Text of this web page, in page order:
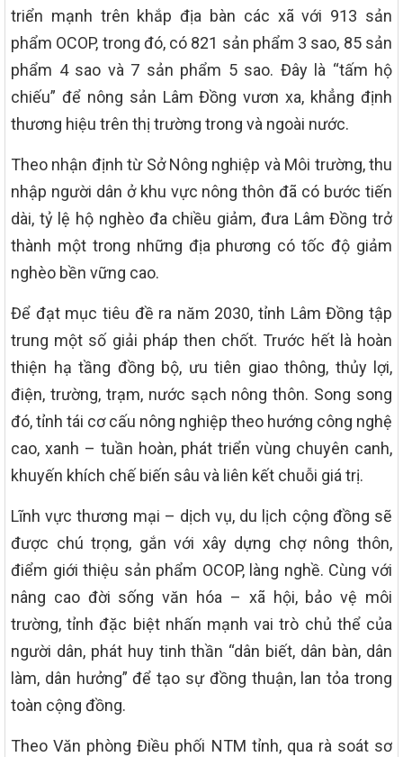
triển mạnh trên khắp địa bàn các xã với 913 sản
phẩm OCOP, trong đó, có 821 sản phẩm 3 sao, 85 sản
phẩm 4 sao và 7 sản phẩm 5 sao. Đây là “tấm hộ
chiếu” để nông sản Lâm Đồng vươn xa, khẳng định
thương hiệu trên thị trường trong và ngoài nước.
Theo nhận định từ Sở Nông nghiệp và Môi trường, thu
nhập người dân ở khu vực nông thôn đã có bước tiến
dài, tỷ lệ hộ nghèo đa chiều giảm, đưa Lâm Đồng trở
thành một trong những địa phương có tốc độ giảm
nghèo bền vững cao.
Để đạt mục tiêu đề ra năm 2030, tỉnh Lâm Đồng tập
trung một số giải pháp then chốt. Trước hết là hoàn
thiện hạ tầng đồng bộ, ưu tiên giao thông, thủy lợi,
điện, trường, trạm, nước sạch nông thôn. Song song
đó, tỉnh tái cơ cấu nông nghiệp theo hướng công nghệ
cao, xanh – tuần hoàn, phát triển vùng chuyên canh,
khuyến khích chế biến sâu và liên kết chuỗi giá trị.
Lĩnh vực thương mại – dịch vụ, du lịch cộng đồng sẽ
được chú trọng, gắn với xây dựng chợ nông thôn,
điểm giới thiệu sản phẩm OCOP, làng nghề. Cùng với
nâng cao đời sống văn hóa – xã hội, bảo vệ môi
trường, tỉnh đặc biệt nhấn mạnh vai trò chủ thể của
người dân, phát huy tinh thần “dân biết, dân bàn, dân
làm, dân hưởng” để tạo sự đồng thuận, lan tỏa trong
toàn cộng đồng.
Theo Văn phòng Điều phối NTM tỉnh, qua rà soát sơ